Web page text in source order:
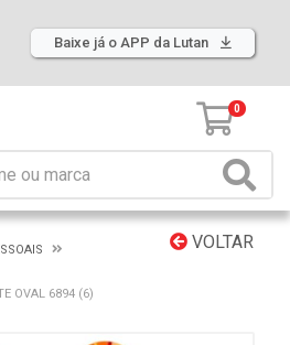
Baixe já o APP da Lutan
0
VOLTAR
OVAL 6894 (6)